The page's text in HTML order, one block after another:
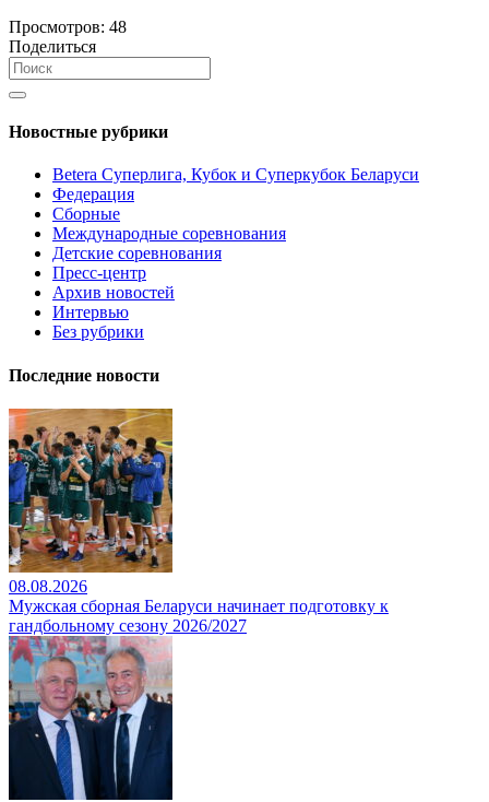
Просмотров: 48
Поделиться
Новостные рубрики
Betera Суперлига, Кубок и Суперкубок Беларуси
Федерация
Сборные
Международные соревнования
Детские соревнования
Пресс-центр
Архив новостей
Интервью
Без рубрики
Последние новости
08.08.2026
Мужская сборная Беларуси начинает подготовку к
гандбольному сезону 2026/2027